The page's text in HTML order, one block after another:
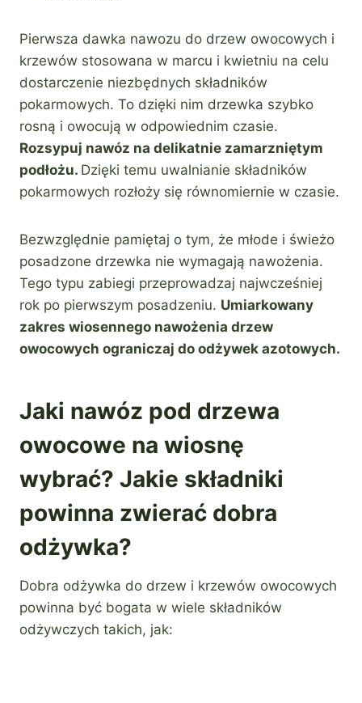
Pierwsza dawka nawozu do drzew owocowych i
krzewów stosowana w marcu i kwietniu na celu
dostarczenie niezbędnych składników
pokarmowych. To dzięki nim drzewka szybko
rosną i owocują w odpowiednim czasie.
Rozsypuj nawóz na delikatnie zamarzniętym
podłożu. Dzięki temu uwalnianie składników
pokarmowych rozłoży się równomiernie w czasie.
Bezwzględnie pamiętaj o tym, że młode i świeżo
posadzone drzewka nie wymagają nawożenia.
Tego typu zabiegi przeprowadzaj najwcześniej
rok po pierwszym posadzeniu. Umiarkowany
zakres wiosennego nawożenia drzew
owocowych ograniczaj do odżywek azotowych.
Jaki nawóz pod drzewa
owocowe na wiosnę
wybrać? Jakie składniki
powinna zwierać dobra
odżywka?
Dobra odżywka do drzew i krzewów owocowych
powinna być bogata w wiele składników
odżywczych takich, jak: